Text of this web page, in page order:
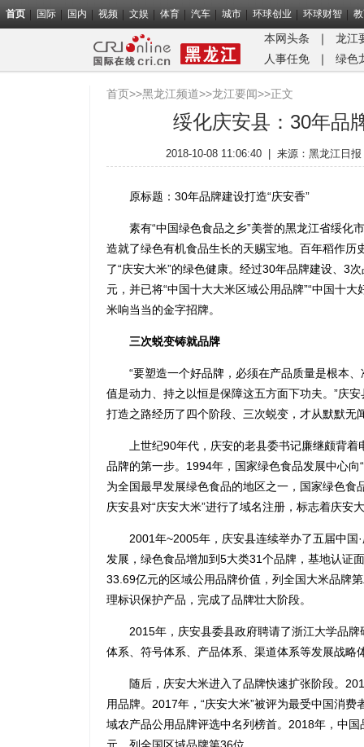
首页 国际 国内 视频 文娱 体育 汽车 城市 环球创业 环球财智
本网头条 ｜
龙江
人事任免
｜ 绿色
首页>>黑龙江频道>>龙江要闻>>正文
绥化庆安县：30年品
2018-10-08 11:06:40 来源： 黑龙江日报
原标题：30年品牌建设打造“庆安香”
素有“中国绿色食品之乡”美誉的黑龙江省绥化
造就了绿色有机食品生长的天赐宝地。百年稻作历
了“庆安大米”的绿色健康。经过30年品牌建设、3
元，并已将“中国十大大米区域公用品牌”“中国十
米响当当的金字招牌。
三次蜕变铸就品牌
“要塑造一个好品牌，必须在产品质量是根本、
值是动力、持之以恒是保障这五方面下功夫。”庆
打造之路经历了四个阶段、三次蜕变，才从默默无
上世纪90年代，庆安的老县委书记廉继颇背着
品牌的第一步。1994年，国家绿色食品发展中心
为全国最早发展绿色食品的地区之一，国家绿色
庆安县对“庆安大米”进行了域名注册，标志着庆安
2001年~2005年，庆安县连续举办了五届中国·
发展，绿色食品增加到5大类31个品牌，基地认证
33.69亿元的区域公用品牌价值，列全国大米品牌
理标识保护产品，完成了品牌壮大阶段。
2015年，庆安县委县政府聘请了浙江大学品牌
体系、符号体系、产品体系、渠道体系等发展战略
随后，庆安大米进入了品牌快速扩张阶段。
用品牌。2017年，“庆安大米”被评为最受中国消
域农产品公用品牌评选中名列榜首。2018年，中